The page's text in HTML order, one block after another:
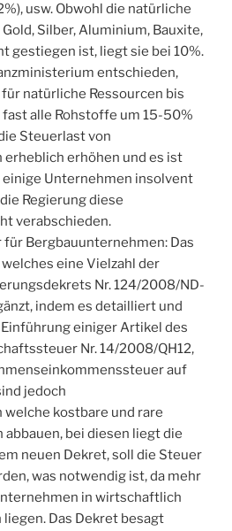
usw. Obwohl die natürliche
Silber, Aluminium, Bauxite,
gestiegen ist, liegt sie bei 10%.
entschieden,
natürliche Ressourcen bis
fast alle Rohstoffe um 15-50%
Steuerlast von
erhöhen und es ist
Unternehmen insolvent
Regierung diese
verabschieden.
Bergbauunternehmen: Das
welches eine Vielzahl der
Nr. 124/2008/ND-
indem es detailliert und
einiger Artikel des
Nr. 14/2008/QH12,
auf
jedoch
kostbare und rare
bei diesen liegt die
neuen Dekret, soll die Steuer
was notwendig ist, da mehr
in wirtschaftlich
Das Dekret besagt